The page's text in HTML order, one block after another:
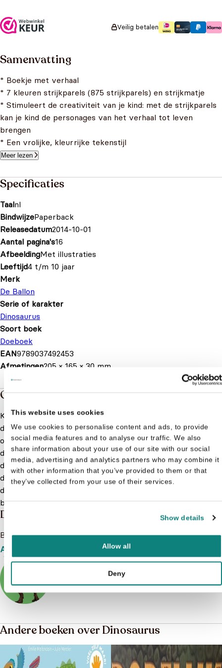
This website uses cookies
We use cookies to personalise content and ads, to provide
social media features and to analyse our traffic. We also
share information about your use of our site with our social
media, advertising and analytics partners who may combine it
with other information that you’ve provided to them or that
they’ve collected from your use of their services.
Show details
Allow all
Deny
Veilig betalen
Samenvatting
* Boekje met verhaal
* 7 kleuren strijkparels (875 strijkparels) en strijkmatje
* Stimuleert de creativiteit van je kind: met de strijkparels
kan je kind de personages van het verhaal tot leven
brengen
* Een vrolijke, kleurrijke tekenstijl
Meer lezen
Specificaties
Taalnl
BindwijzePaperback
Releasedatum2014-10-01
Aantal pagina's16
AfbeeldingMet illustraties
Leeftijd4 t/m 10 jaar
Merk
De Ballon
Serie of karakter
Dinosaurus
Soort boek
Doeboek
EAN9789037492453
Afmetingen205 × 165 × 30 mm
Over de boeken van Dinosaurus
Kinderen zijn gek op dino's! Het is dan ook niet verassend
dat elke speelgoedwinkel er vol mee staat, echter zijn er
ook vele leuke dinosaurus kinderboeken beschikbaar. In
deze boeken vind je fascinerende verhalen en weetjes over
deze prehistorische reuzen. Hoe zag de wereld eruit toen
dinosaurussen nog leefden? Kinderen willen het allemaal
dolgraag weten. Bestel daarom nu een leuke dinosaurus
boekje!Meer lezen
Dinosaurus
Bekijk het boeken aanbod van Dinosaurus
Aanbod
Andere boeken over Dinosaurus